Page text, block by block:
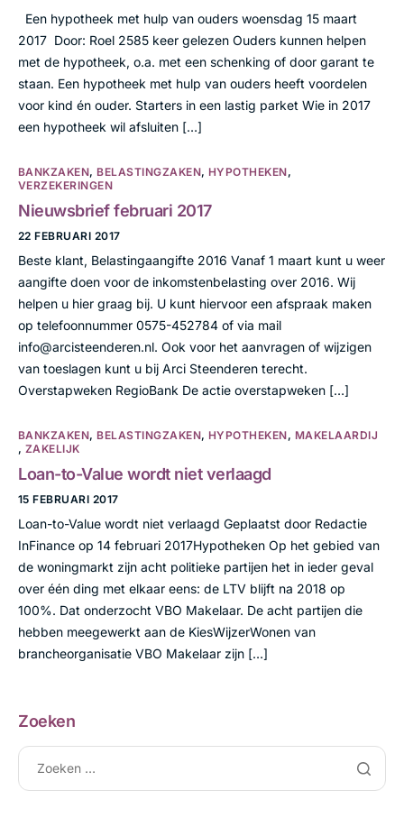
Een hypotheek met hulp van ouders woensdag 15 maart
2017 Door: Roel 2585 keer gelezen Ouders kunnen helpen
met de hypotheek, o.a. met een schenking of door garant te
staan. Een hypotheek met hulp van ouders heeft voordelen
voor kind én ouder. Starters in een lastig parket Wie in 2017
een hypotheek wil afsluiten […]
BANKZAKEN,BELASTINGZAKEN, HYPOTHEKEN,
VERZEKERINGEN
Nieuwsbrief februari 2017
22 FEBRUARI 2017
Beste klant, Belastingaangifte 2016 Vanaf 1 maart kunt u weer
aangifte doen voor de inkomstenbelasting over 2016. Wij
helpen u hier graag bij. U kunt hiervoor een afspraak maken
op telefoonnummer 0575-452784 of via mail
info@arcisteenderen.nl. Ook voor het aanvragen of wijzigen
van toeslagen kunt u bij Arci Steenderen terecht.
Overstapweken RegioBank De actie overstapweken […]
BANKZAKEN,BELASTINGZAKEN, HYPOTHEKEN, MAKELAARDIJ
, ZAKELIJK
Loan-to-Value wordt niet verlaagd
15 FEBRUARI 2017
Loan-to-Value wordt niet verlaagd Geplaatst door Redactie
InFinance op 14 februari 2017Hypotheken Op het gebied van
de woningmarkt zijn acht politieke partijen het in ieder geval
over één ding met elkaar eens: de LTV blijft na 2018 op
100%. Dat onderzocht VBO Makelaar. De acht partijen die
hebben meegewerkt aan de KiesWijzerWonen van
brancheorganisatie VBO Makelaar zijn […]
Zoeken